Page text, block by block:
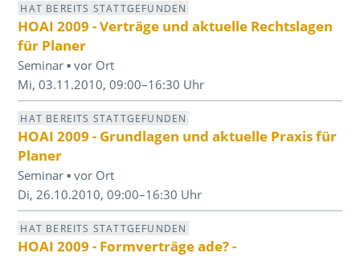
HAT BEREITS STATTGEFUNDEN
HOAI 2009 - Verträge und aktuelle Rechtslagen
für Planer
Seminar ▪ vor Ort
Mi, 03.11.2010, 09:00–16:30 Uhr
HAT BEREITS STATTGEFUNDEN
HOAI 2009 - Grundlagen und aktuelle Praxis für
Planer
Seminar ▪ vor Ort
Di, 26.10.2010, 09:00–16:30 Uhr
HAT BEREITS STATTGEFUNDEN
HOAI 2009 - Formverträge ade? -